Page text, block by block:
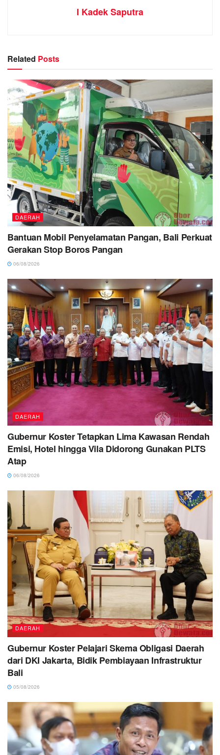
I Kadek Saputra
Related Posts
DAERAH
Bantuan Mobil Penyelamatan Pangan, Bali Perkuat
Gerakan Stop Boros Pangan
06/08/2026
DAERAH
Gubernur Koster Tetapkan Lima Kawasan Rendah
Emisi, Hotel hingga Vila Didorong Gunakan PLTS
Atap
06/08/2026
DAERAH
Gubernur Koster Pelajari Skema Obligasi Daerah
dari DKI Jakarta, Bidik Pembiayaan Infrastruktur
Bali
05/08/2026